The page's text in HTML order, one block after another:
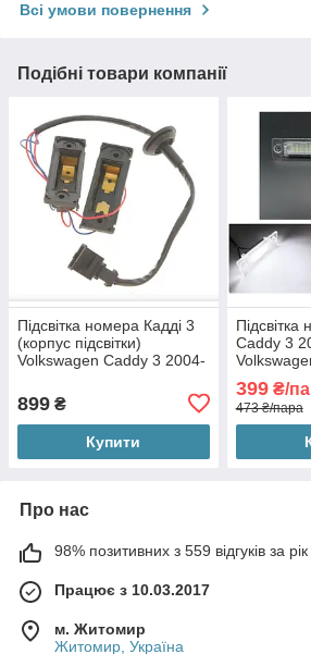
Всі умови повернення
Подібні товари компанії
Підсвітка номера Кадді 3
(корпус підсвітки)
Volkswagen Caddy 3 2004-
899 ₴
Купити
Caddy 3
399₴/
473 ₴/пара
Про нас
98% позитивних з 559 відгуків за рік
Працює з 10.03.2017
м. Житомир
Житомир, Україна